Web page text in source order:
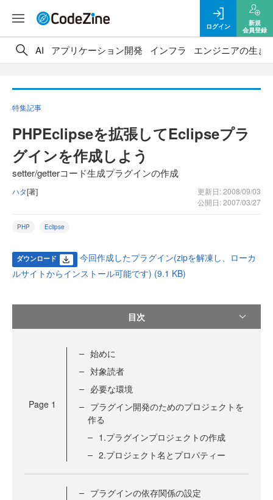
ログイン
新規
会員登録
AI アプリケーション開発 インフラ エンジニアの生き
特集記事
PHPEclipseを拡張してEclipseプラ
グインを作成しよう
setter/getterコード生成プラグインの作成
ハタ[著]
更新日: 2008/09/03
公開日: 2007/03/27
PHP Eclipse
ダウンロード
今回作成したプラグイン(zipを解凍し、ローカ
ルサイトからインストール可能です) (9.1 KB)
目次
Page 1
始めに
対象読者
必要な環境
プラグイン開発のためのプロジェクトを
作る
1.プラグインプロジェクトの作成
2.プロジェクト名とプロパティー
プラグインの依存関係の設定